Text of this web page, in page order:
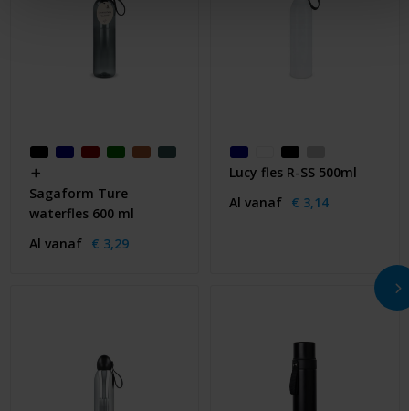
Sagaform Ture
waterfles 600 ml
Al vanaf € 3,29
Lucy fles R-SS 500ml
Al vanaf € 3,14